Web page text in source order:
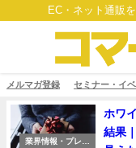
EC・ネット通販
メルマガ登録 セミナー・イ
業界情報・プレス
ホワ
結果